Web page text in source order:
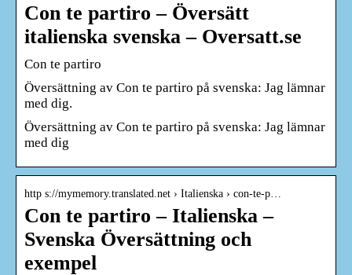
Con te partiro – Översätt
italienska svenska – Oversatt.se
Con te partiro
Översättning av Con te partiro på svenska: Jag lämnar
med dig.
Översättning av Con te partiro på svenska: Jag lämnar
med dig
http s://mymemory.translated.net › Italienska › con-te-p…
Con te partiro – Italienska –
Svenska Översättning och
exempel